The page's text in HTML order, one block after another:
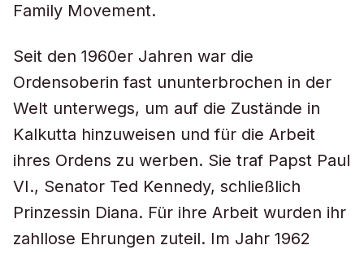
Family Movement.
Seit den 1960er Jahren war die
Ordensoberin fast ununterbrochen in der
Welt unterwegs, um auf die Zustände in
Kalkutta hinzuweisen und für die Arbeit
ihres Ordens zu werben. Sie traf Papst Paul
VI., Senator Ted Kennedy, schließlich
Prinzessin Diana. Für ihre Arbeit wurden ihr
zahllose Ehrungen zuteil. Im Jahr 1962